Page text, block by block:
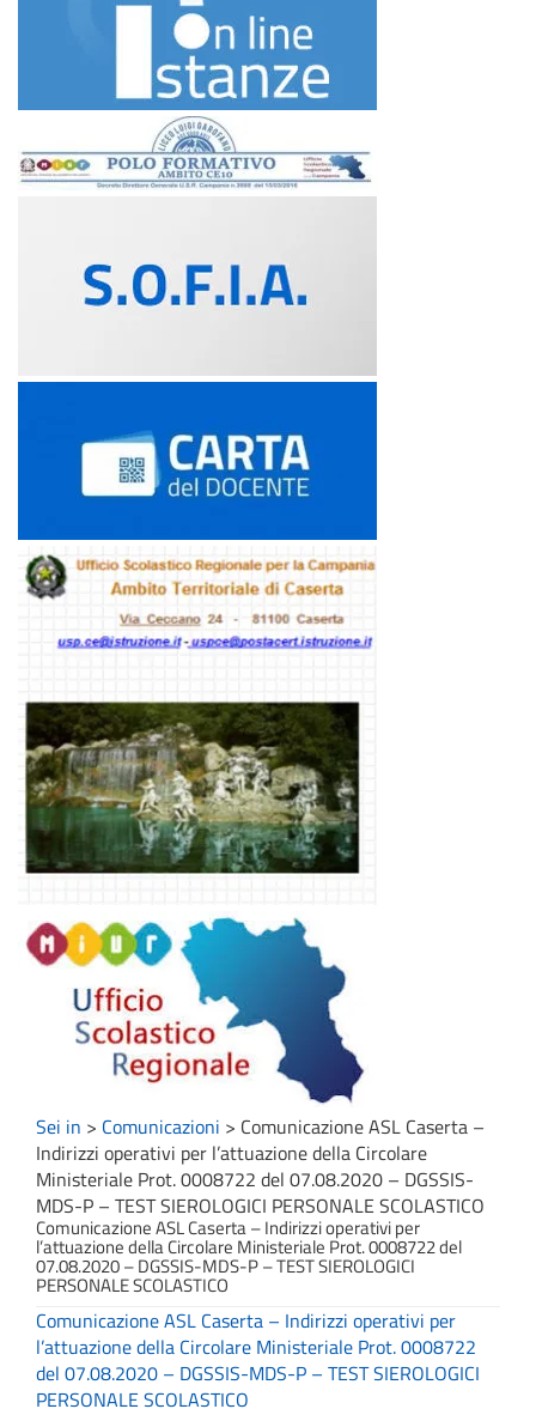
Sei in > Comunicazioni > Comunicazione ASL Caserta –
Indirizzi operativi per l’attuazione della Circolare
Ministeriale Prot. 0008722 del 07.08.2020 – DGSSIS-
MDS-P – TEST SIEROLOGICI PERSONALE SCOLASTICO
Comunicazione ASL Caserta – Indirizzi operativi per
l’attuazione della Circolare Ministeriale Prot. 0008722 del
07.08.2020 – DGSSIS-MDS-P – TEST SIEROLOGICI
PERSONALE SCOLASTICO
Comunicazione ASL Caserta – Indirizzi operativi per
l’attuazione della Circolare Ministeriale Prot. 0008722
del 07.08.2020 – DGSSIS-MDS-P – TEST SIEROLOGICI
PERSONALE SCOLASTICO